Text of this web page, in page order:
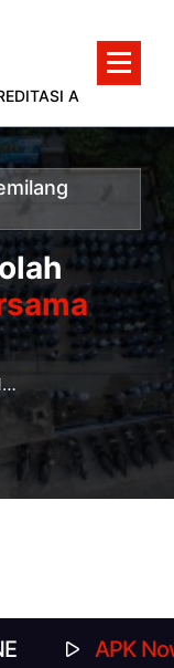
A
Sekolah Pusat Keunggulan terakreditasi A yang siap mencetak murid berprestasi dan siap kerja.
APK Now :